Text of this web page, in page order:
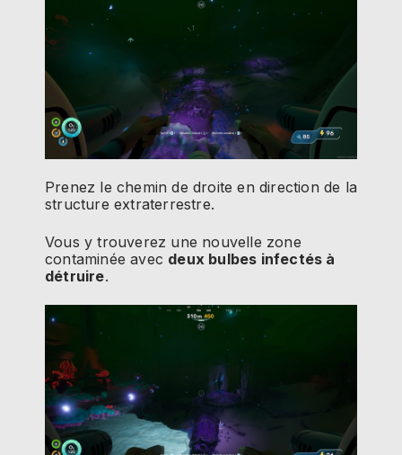
Prenez le chemin de droite en direction de la
structure extraterrestre.
Vous y trouverez une nouvelle zone
contaminée avec deux bulbes infectés à
détruire.